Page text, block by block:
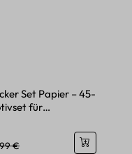
Set Papier – 45-
für
Preis:
€